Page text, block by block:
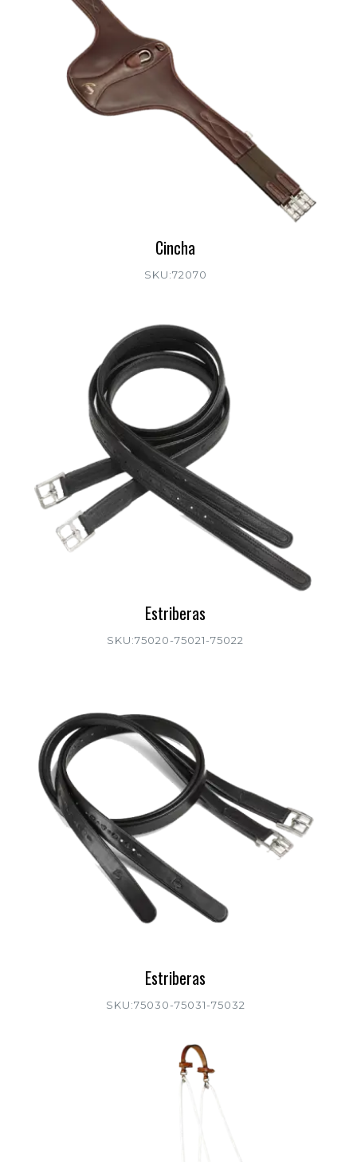
Cincha
SKU:72070
Estriberas
SKU:75020-75021-75022
Estriberas
SKU:75030-75031-75032